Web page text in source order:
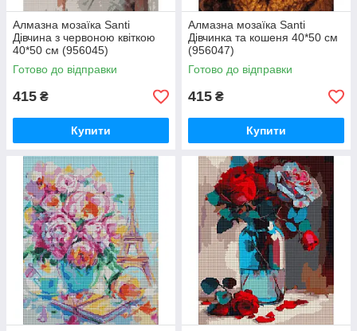
Алмазна мозаїка Santi
Дівчина з червоною квіткою
40*50 см (956045)
Готово до відправки
415 ₴
Купити
Алмазна мозаїка Santi
Дівчинка та кошеня 40*50 см
(956047)
Готово до відправки
415 ₴
Купити